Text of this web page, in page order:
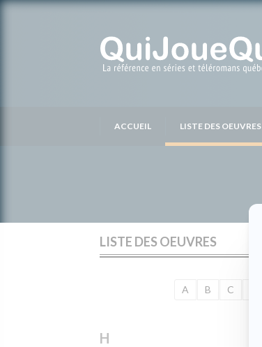
ACCUEIL LISTE DES OEUVRES
LISTE DES OEUVRES
A B C
H